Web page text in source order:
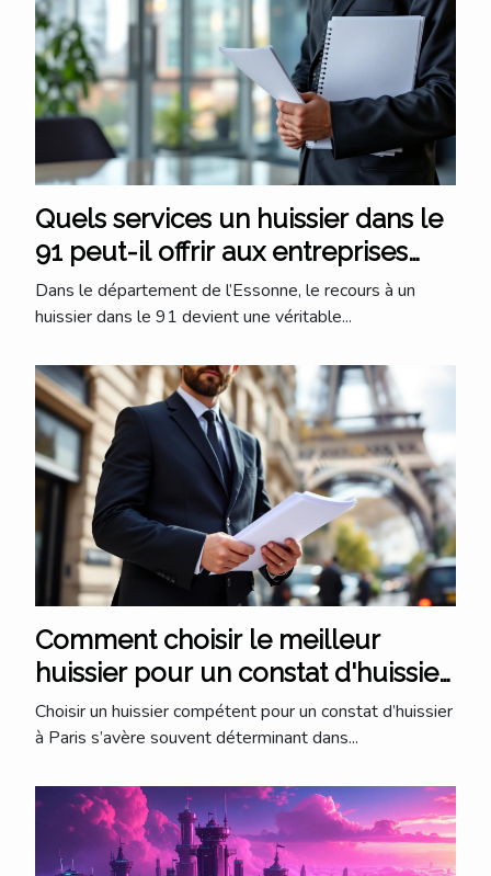
Quels services un huissier dans le
91 peut-il offrir aux entreprises
locales ?
Dans le département de l’Essonne, le recours à un
huissier dans le 91 devient une véritable...
Comment choisir le meilleur
huissier pour un constat d'huissier
à Paris ?
Choisir un huissier compétent pour un constat d’huissier
à Paris s’avère souvent déterminant dans...